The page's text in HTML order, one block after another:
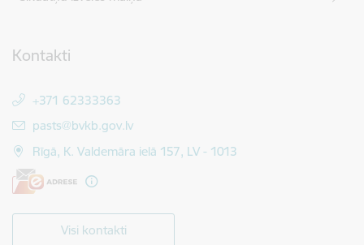
Kontakti
+371 62333363
E-pasts:
pasts@bvkb.gov.lv
Rīgā, K. Valdemāra ielā 157, LV - 1013
Visi kontakti